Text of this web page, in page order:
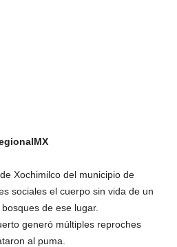
Xochimilco del municipio de
sociales el cuerpo sin vida de un
de ese lugar.
generó múltiples reproches
al puma.